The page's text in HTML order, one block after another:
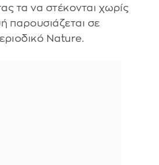
τα να στέκονται χωρίς
παρουσιάζεται σε
Nature.